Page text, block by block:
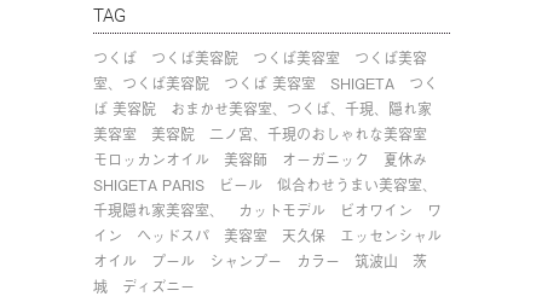
TAG
つくば つくば美容院 つくば美容室
つくば美容
室、つくば美容院
つくば 美容室 SHIGETA
つく
ば 美容院
おまかせ美容室、つくば、千現、隠れ家
美容室
美容院
二ノ宮、千現のおしゃれな美容室
モロッカンオイル
美容師 オーガニック
夏休み
SHIGETA PARIS
ビール
似合わせうまい美容室、
千現隠れ家美容室、
カットモデル ビオワイン
ワ
イン
ヘッドスパ 美容室 天久保
エッセンシャル
オイル
プール シャンプー カラー 筑波山
茨
城
ディズニー